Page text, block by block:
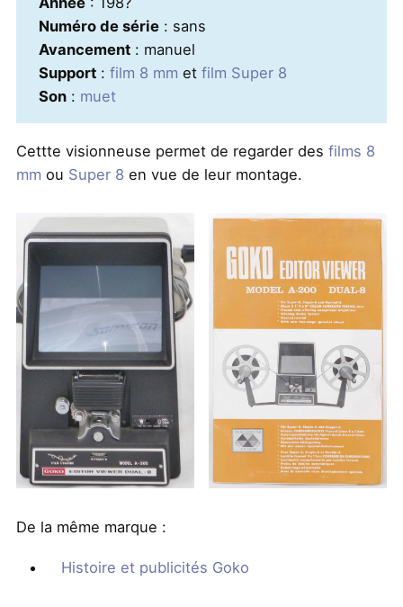
Numéro de série: sans
Avancement: manuel
Support: film 8 mm et film Super 8
Son: muet
Cettte visionneuse permet de regarder des films 8
mm ou Super 8 en vue de leur montage.
De la même marque :
Histoire et publicités Goko